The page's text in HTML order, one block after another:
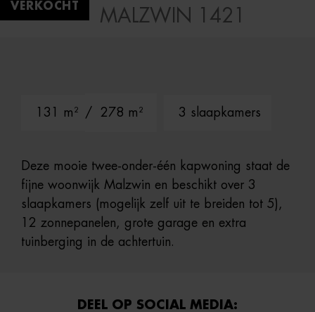
VERKOCHT MALZWIN 1421
131 m² / 278 m² 3 slaapkamers
Deze mooie twee-onder-één kapwoning staat de
fijne woonwijk Malzwin en beschikt over 3
slaapkamers (mogelijk zelf uit te breiden tot 5),
12 zonnepanelen, grote garage en extra
tuinberging in de achtertuin.
DEEL OP SOCIAL MEDIA: